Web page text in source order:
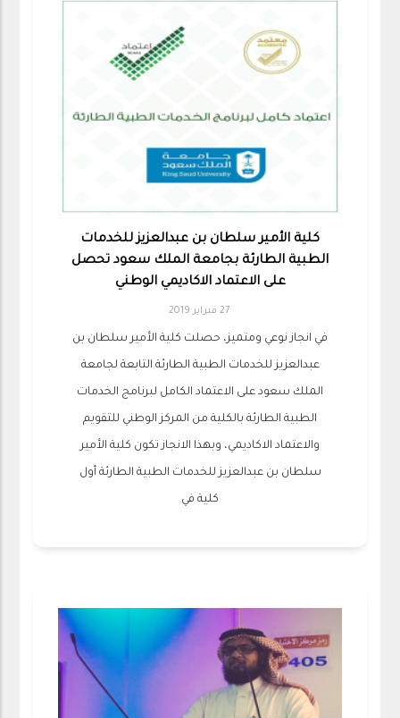
كلية الأمير سلطان بن عبدالعزيز للخدمات
الطبية الطارئة بجامعة الملك سعود تحصل
على الاعتماد الاكاديمي الوطني
27 فبراير 2019
في انجاز نوعي ومتميز، حصلت كلية الأمير سلطان بن
عبدالعزيز للخدمات الطبية الطارئة التابعة لجامعة
الملك سعود على الاعتماد الكامل لبرنامج الخدمات
الطبية الطارئة بالكلية من المركز الوطني للتقويم
والاعتماد الاكاديمي، وبهذا الانجاز تكون كلية الأمير
سلطان بن عبدالعزيز للخدمات الطبية الطارئة أول
كلية في